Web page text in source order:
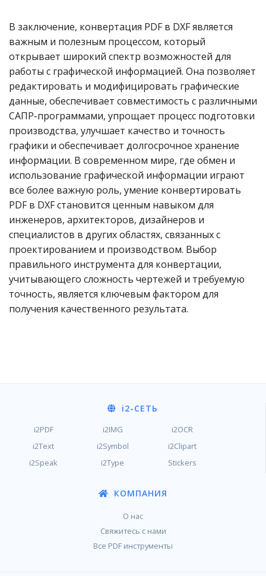
В заключение, конвертация PDF в DXF является
важным и полезным процессом, который
открывает широкий спектр возможностей для
работы с графической информацией. Она позволяет
редактировать и модифицировать графические
данные, обеспечивает совместимость с различными
САПР-программами, упрощает процесс подготовки
производства, улучшает качество и точность
графики и обеспечивает долгосрочное хранение
информации. В современном мире, где обмен и
использование графической информации играют
все более важную роль, умение конвертировать
PDF в DXF становится ценным навыком для
инженеров, архитекторов, дизайнеров и
специалистов в других областях, связанных с
проектированием и производством. Выбор
правильного инструмента для конвертации,
учитывающего сложность чертежей и требуемую
точность, является ключевым фактором для
получения качественного результата.
i2-СЕТЬ
i2PDF i2IMG
i2OCR
i2Text
i2Symbol
i2Clipart
i2Speak
i2Type Stickers
КОМПАНИЯ
О нас
Свяжитесь с нами
Все PDF инструменты